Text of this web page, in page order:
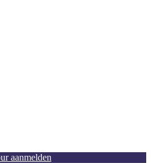
aanmelden